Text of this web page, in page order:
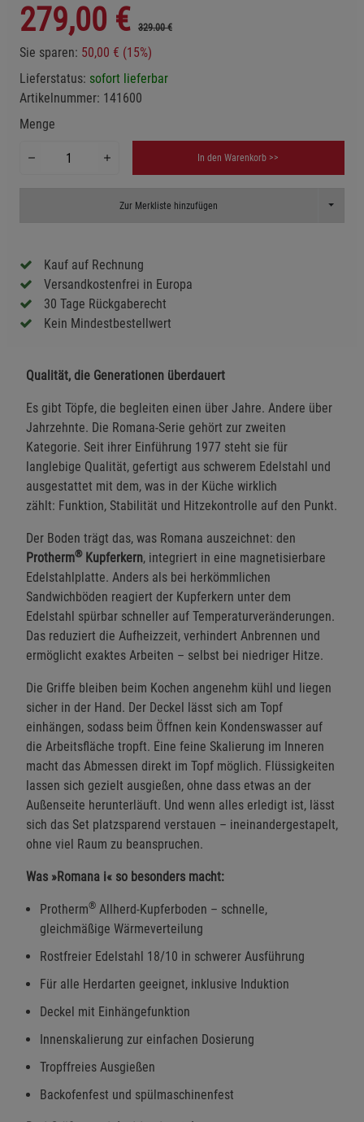
279,00 € 329.00 €
Sie sparen: 50,00 € (15%)
Lieferstatus: sofort lieferbar
Artikelnummer: 141600
Menge
In den Warenkorb >>
Zur Merkliste hinzufügen Toggle
Kauf auf Rechnung
Versandkostenfrei in Europa
30 Tage Rückgaberecht
Kein Mindestbestellwert
Qualität, die Generationen überdauert
Es gibt Töpfe, die begleiten einen über Jahre. Andere über
Jahrzehnte. Die Romana-Serie gehört zur zweiten
Kategorie. Seit ihrer Einführung 1977 steht sie für
langlebige Qualität, gefertigt aus schwerem Edelstahl und
ausgestattet mit dem, was in der Küche wirklich
zählt: Funktion, Stabilität und Hitzekontrolle auf den Punkt.
Der Boden trägt das, was Romana auszeichnet: den
Protherm®Kupferkern, integriert in eine magnetisierbare
Edelstahlplatte. Anders als bei herkömmlichen
Sandwichböden reagiert der Kupferkern unter dem
Edelstahl spürbar schneller auf Temperaturveränderungen.
Das reduziert die Aufheizzeit, verhindert Anbrennen und
ermöglicht exaktes Arbeiten – selbst bei niedriger Hitze.
Die Griffe bleiben beim Kochen angenehm kühl und liegen
sicher in der Hand. Der Deckel lässt sich am Topf
einhängen, sodass beim Öffnen kein Kondenswasser auf
die Arbeitsfläche tropft. Eine feine Skalierung im Inneren
macht das Abmessen direkt im Topf möglich. Flüssigkeiten
lassen sich gezielt ausgießen, ohne dass etwas an der
Außenseite herunterläuft. Und wenn alles erledigt ist, lässt
sich das Set platzsparend verstauen – ineinandergestapelt,
ohne viel Raum zu beanspruchen.
Was »Romana i« so besonders macht:
Protherm® Allherd-Kupferboden – schnelle,
gleichmäßige Wärmeverteilung
Rostfreier Edelstahl 18/10 in schwerer Ausführung
Für alle Herdarten geeignet, inklusive Induktion
Deckel mit Einhängefunktion
Innenskalierung zur einfachen Dosierung
Tropffreies Ausgießen
Backofenfest und spülmaschinenfest